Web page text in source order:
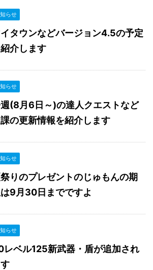
らせ
タウンなどバージョン4.5の予定
介します
らせ
(8月6日～)の達人クエストなど
の更新情報を紹介します
らせ
りのプレゼントのじゅもんの期
は9月30日までですよ
らせ
レベル125新武器・盾が追加され